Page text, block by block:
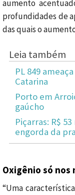
aumento
profundidades de
das quais o
Leia também
PL 849
Catarina
Porto em
gaúcho
Piçarras: R$
engorda da
Oxigênio só nos
“Uma